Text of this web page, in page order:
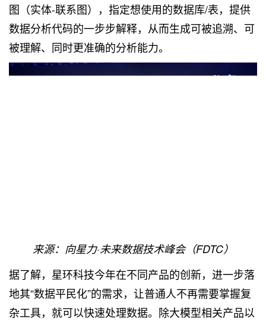
图（实体-联系图），指定想使用的数据库/表，提供
数据分析代码的一步步解释，从而生成可被追溯、可
被理解、同时更准确的分析能力。
来源：向星力·未来数据技术峰会（FDTC）
据了解，星环科技今年在不同产品的创新，进一步落
地其“数据平民化”的需求，让普通人不再需要掌握复
杂工具，就可以快速处理数据。除大模型相关产品以